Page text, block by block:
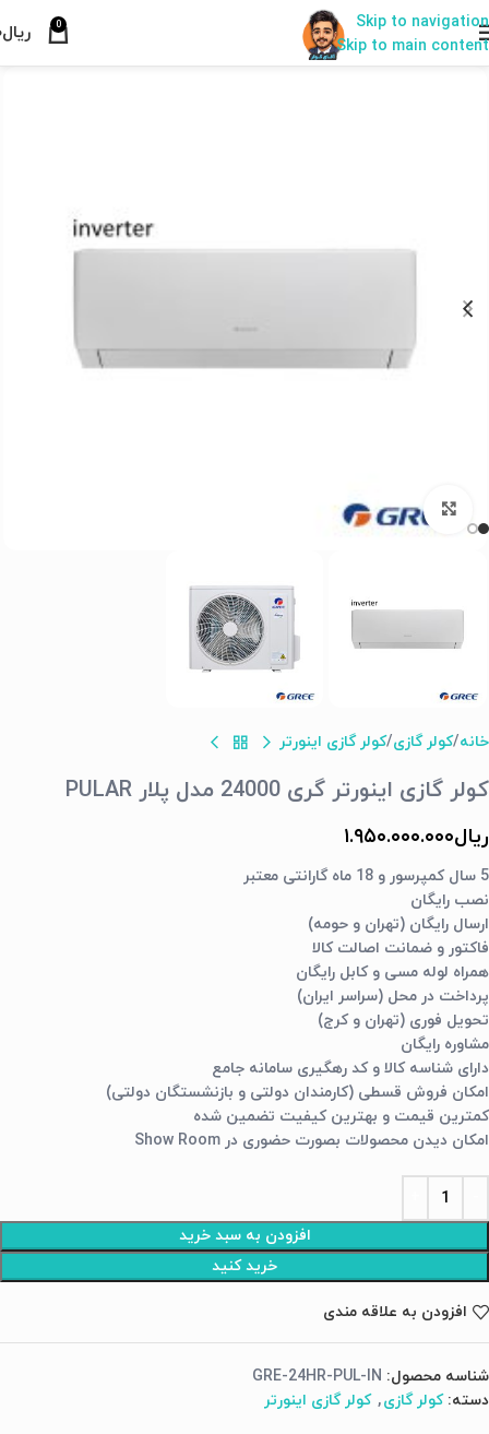
Skip to navigation
Skip to main content
0 ریال
برای بزرگنمایی کلیک کنید
خانه کولر گازی کولر گازی اینورتر
کولر گازی اینورتر گری 24000 مدل پلار PULAR
ریال۱.۹۵۰.۰۰۰.۰۰۰
5 سال کمپرسور و 18 ماه گارانتی معتبر
نصب رایگان
ارسال رایگان (تهران و حومه)
فاکتور و ضمانت اصالت کالا
همراه لوله مسی و کابل رایگان
پرداخت در محل (سراسر ایران)
تحویل فوری (تهران و کرج)
مشاوره رایگان
دارای شناسه کالا و کد رهگیری سامانه جامع
امکان فروش قسطی (کارمندان دولتی و بازنشستگان دولتی)
کمترین قیمت و بهترین کیفیت تضمین شده
امکان دیدن محصولات بصورت حضوری در Show Room
افزودن به سبد خرید
خرید کنید
افزودن به علاقه مندی
شناسه محصول: GRE-24HR-PUL-IN
دسته: کولر گازی, کولر گازی اینورتر